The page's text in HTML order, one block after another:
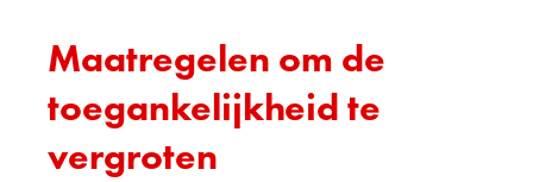
Maatregelen om de
toegankelijkheid te
vergroten